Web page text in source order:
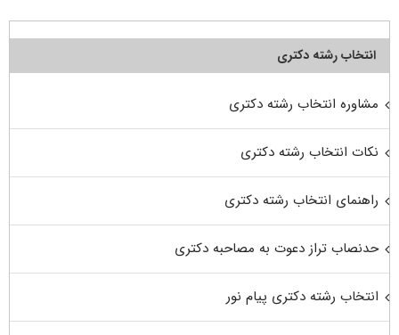
انتخاب رشته دکتری
مشاوره انتخاب رشته دکتری
نکات انتخاب رشته دکتری
راهنمای انتخاب رشته دکتری
حدنصاب تراز دعوت به مصاحبه دکتری
انتخاب رشته دکتری پیام نور